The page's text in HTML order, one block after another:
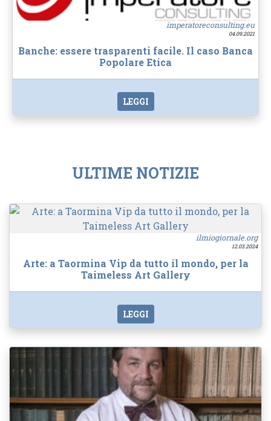
imperatoreconsulting.eu
04.09.2021
Banche: essere trasparenti facile. Il caso Banca
Popolare Etica
LEGGI
ULTIME NOTIZIE
ilmiogiornale.org
12.03.2024
Arte: a Taormina Vip da tutto il mondo, per la
Taimeless Art Gallery
LEGGI